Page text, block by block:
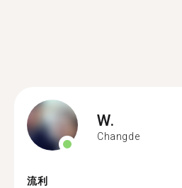
W.
Changde
流利